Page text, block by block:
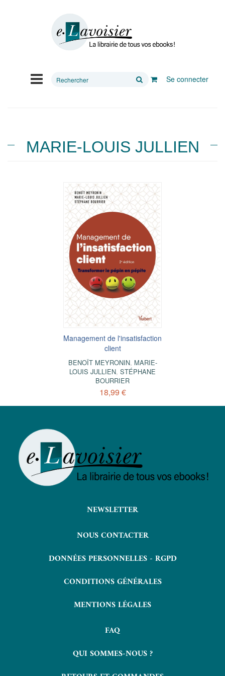
Rechercher
Se connecter
MARIE-LOUIS JULLIEN
Management de l'insatisfaction
client
BENOÎT MEYRONIN, MARIE-
LOUIS JULLIEN, STÉPHANE
BOURRIER
18,99 €
NEWSLETTER
NOUS CONTACTER
DONNÉES PERSONNELLES - RGPD
CONDITIONS GÉNÉRALES
MENTIONS LÉGALES
FAQ
QUI SOMMES-NOUS ?